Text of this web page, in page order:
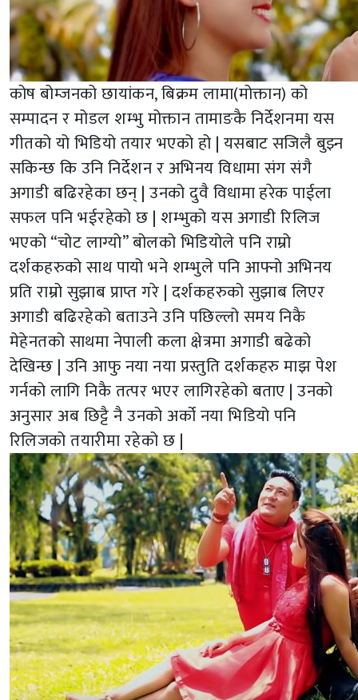
कोष बोम्जनको छायांकन, बिक्रम लामा(मोक्तान) को
सम्पादन र मोडल शम्भु मोक्तान तामाङकै निर्देशनमा यस
गीतको यो भिडियो तयार भएको हो | यसबाट सजिलै बुझ्न
सकिन्छ कि उनि निर्देशन र अभिनय विधामा संग संगै
अगाडी बढिरहेका छन् | उनको दुवै विधामा हरेक पाईला
सफल पनि भईरहेको छ | शम्भुको यस अगाडी रिलिज
भएको “चोट लाग्यो” बोलको भिडियोले पनि राम्रो
दर्शकहरुको साथ पायो भने शम्भुले पनि आफ्नो अभिनय
प्रति राम्रो सुझाब प्राप्त गरे | दर्शकहरुको सुझाब लिएर
अगाडी बढिरहेको बताउने उनि पछिल्लो समय निकै
मेहेनतको साथमा नेपाली कला क्षेत्रमा अगाडी बढेको
देखिन्छ | उनि आफु नया नया प्रस्तुति दर्शकहरु माझ पेश
गर्नको लागि निकै तत्पर भएर लागिरहेको बताए | उनको
अनुसार अब छिट्टै नै उनको अर्को नया भिडियो पनि
रिलिजको तयारीमा रहेको छ |